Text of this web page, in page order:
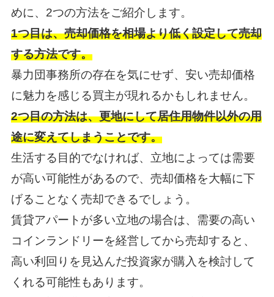
めに、2つの方法をご紹介します。
1つ目は、売却価格を相場より低く設定して売却
する方法です。
暴力団事務所の存在を気にせず、安い売却価格
に魅力を感じる買主が現れるかもしれません。
2つ目の方法は、更地にして居住用物件以外の用
途に変えてしまうことです。
生活する目的でなければ、立地によっては需要
が高い可能性があるので、売却価格を大幅に下
げることなく売却できるでしょう。
賃貸アパートが多い立地の場合は、需要の高い
コインランドリーを経営してから売却すると、
高い利回りを見込んだ投資家が購入を検討して
くれる可能性もあります。